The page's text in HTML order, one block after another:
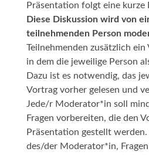
Präsentation folgt eine kurze
Diese Diskussion wird von
teilnehmenden Person
Teilnehmenden zusätzlich
in dem die jeweilige Person
Dazu ist es notwendig, das
Vortrag vorher gelesen und
Jede/r Moderator*in soll
Fragen vorbereiten, die den
Präsentation gestellt
des/der Moderator*in,